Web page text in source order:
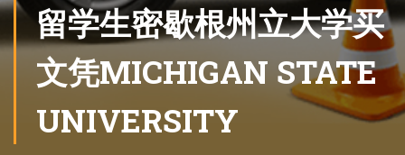
留学生密歇根州立大学买
文凭MICHIGAN STATE
UNIVERSITY